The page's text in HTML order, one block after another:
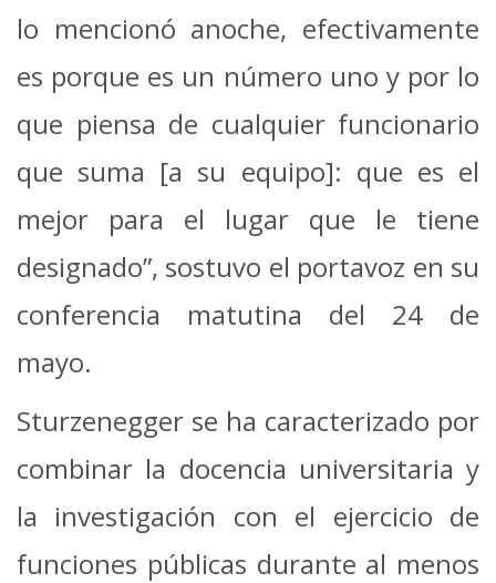
lo mencionó anoche, efectivamente
es porque es un número uno y por lo
que piensa de cualquier funcionario
que suma [a su equipo]: que es el
mejor para el lugar que le tiene
designado”, sostuvo el portavoz en su
conferencia matutina del 24 de
mayo.
Sturzenegger se ha caracterizado por
combinar la docencia universitaria y
la investigación con el ejercicio de
funciones públicas durante al menos